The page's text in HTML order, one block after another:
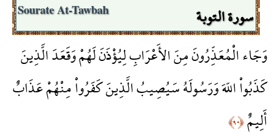
سورة التوبة Sourate At-Tawbah
وَجَاء الْمُعَذِّرُونَ مِنَ الأَعْرَابِ لِيُؤْذَنَ لَهُمْ وَقَعَدَ الَّذِينَ
كَذَبُواْ اللّهَ وَرَسُولَهُ سَيُصِيبُ الَّذِينَ كَفَرُواْ مِنْهُمْ عَذَابٌ
أَلِيمٌ﴿٩٠﴾